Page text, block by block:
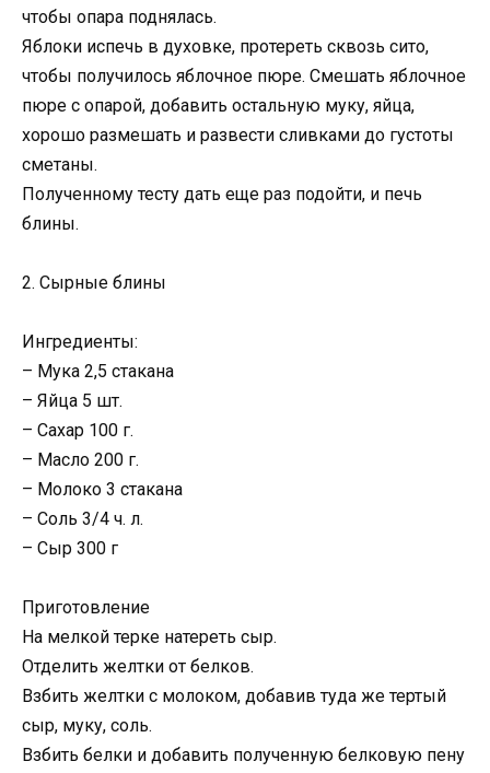
чтобы опара поднялась.
Яблоки испечь в духовке, протереть сквозь сито,
чтобы получилось яблочное пюре. Смешать яблочное
пюре с опарой, добавить остальную муку, яйца,
хорошо размешать и развести сливками до густоты
сметаны.
Полученному тесту дать еще раз подойти, и печь
блины.
2. Сырные блины
Ингредиенты:
– Мука 2,5 стакана
– Яйца 5 шт.
– Сахар 100 г.
– Масло 200 г.
– Молоко 3 стакана
– Соль 3/4 ч. л.
– Сыр 300 г
Приготовление
На мелкой терке натереть сыр.
Отделить желтки от белков.
Взбить желтки с молоком, добавив туда же тертый
сыр, муку, соль.
Взбить белки и добавить полученную белковую пену